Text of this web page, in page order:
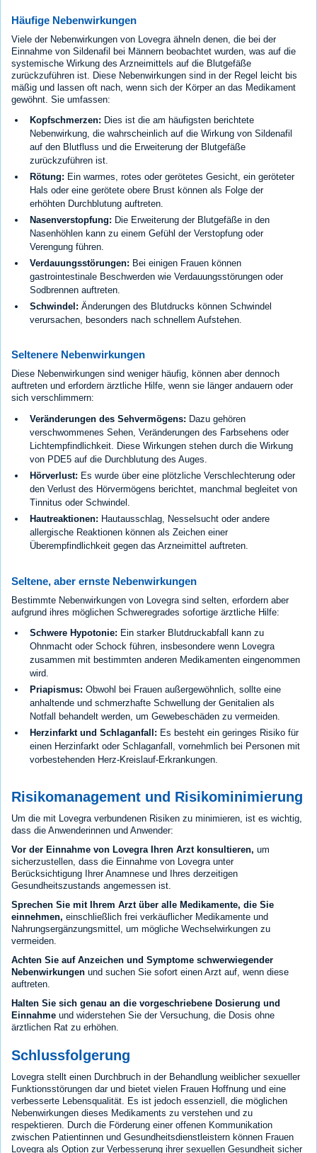
Häufige Nebenwirkungen
Viele der Nebenwirkungen von Lovegra ähneln denen, die bei der
Einnahme von Sildenafil bei Männern beobachtet wurden, was auf die
systemische Wirkung des Arzneimittels auf die Blutgefäße
zurückzuführen ist. Diese Nebenwirkungen sind in der Regel leicht bis
mäßig und lassen oft nach, wenn sich der Körper an das Medikament
gewöhnt. Sie umfassen:
Kopfschmerzen: Dies ist die am häufigsten berichtete
Nebenwirkung, die wahrscheinlich auf die Wirkung von Sildenafil
auf den Blutfluss und die Erweiterung der Blutgefäße
zurückzuführen ist.
Rötung: Ein warmes, rotes oder gerötetes Gesicht, ein geröteter
Hals oder eine gerötete obere Brust können als Folge der
erhöhten Durchblutung auftreten.
Nasenverstopfung: Die Erweiterung der Blutgefäße in den
Nasenhöhlen kann zu einem Gefühl der Verstopfung oder
Verengung führen.
Verdauungsstörungen: Bei einigen Frauen können
gastrointestinale Beschwerden wie Verdauungsstörungen oder
Sodbrennen auftreten.
Schwindel: Änderungen des Blutdrucks können Schwindel
verursachen, besonders nach schnellem Aufstehen.
Seltenere Nebenwirkungen
Diese Nebenwirkungen sind weniger häufig, können aber dennoch
auftreten und erfordern ärztliche Hilfe, wenn sie länger andauern oder
sich verschlimmern:
Veränderungen des Sehvermögens: Dazu gehören
verschwommenes Sehen, Veränderungen des Farbsehens oder
Lichtempfindlichkeit. Diese Wirkungen stehen durch die Wirkung
von PDE5 auf die Durchblutung des Auges.
Hörverlust: Es wurde über eine plötzliche Verschlechterung oder
den Verlust des Hörvermögens berichtet, manchmal begleitet von
Tinnitus oder Schwindel.
Hautreaktionen: Hautausschlag, Nesselsucht oder andere
allergische Reaktionen können als Zeichen einer
Überempfindlichkeit gegen das Arzneimittel auftreten.
Seltene, aber ernste Nebenwirkungen
Bestimmte Nebenwirkungen von Lovegra sind selten, erfordern aber
aufgrund ihres möglichen Schweregrades sofortige ärztliche Hilfe:
Schwere Hypotonie: Ein starker Blutdruckabfall kann zu
Ohnmacht oder Schock führen, insbesondere wenn Lovegra
zusammen mit bestimmten anderen Medikamenten eingenommen
wird.
Priapismus: Obwohl bei Frauen außergewöhnlich, sollte eine
anhaltende und schmerzhafte Schwellung der Genitalien als
Notfall behandelt werden, um Gewebeschäden zu vermeiden.
Herzinfarkt und Schlaganfall: Es besteht ein geringes Risiko für
einen Herzinfarkt oder Schlaganfall, vornehmlich bei Personen mit
vorbestehenden Herz-Kreislauf-Erkrankungen.
Risikomanagement und Risikominimierung
Um die mit Lovegra verbundenen Risiken zu minimieren, ist es wichtig,
dass die Anwenderinnen und Anwender:
Vor der Einnahme von Lovegra Ihren Arzt konsultieren, um
sicherzustellen, dass die Einnahme von Lovegra unter
Berücksichtigung Ihrer Anamnese und Ihres derzeitigen
Gesundheitszustands angemessen ist.
Sprechen Sie mit Ihrem Arzt über alle Medikamente, die Sie
einnehmen, einschließlich frei verkäuflicher Medikamente und
Nahrungsergänzungsmittel, um mögliche Wechselwirkungen zu
vermeiden.
Achten Sie auf Anzeichen und Symptome schwerwiegender
Nebenwirkungen und suchen Sie sofort einen Arzt auf, wenn diese
auftreten.
Halten Sie sich genau an die vorgeschriebene Dosierung und
Einnahme und widerstehen Sie der Versuchung, die Dosis ohne
ärztlichen Rat zu erhöhen.
Schlussfolgerung
Lovegra stellt einen Durchbruch in der Behandlung weiblicher sexueller
Funktionsstörungen dar und bietet vielen Frauen Hoffnung und eine
verbesserte Lebensqualität. Es ist jedoch essenziell, die möglichen
Nebenwirkungen dieses Medikaments zu verstehen und zu
respektieren. Durch die Förderung einer offenen Kommunikation
zwischen Patientinnen und Gesundheitsdienstleistern können Frauen
Lovegra als Option zur Verbesserung ihrer sexuellen Gesundheit sicher